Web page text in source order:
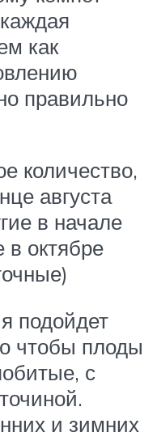
как
правильно
количество,
августа
в начале
в октябре
подойдет
чтобы плоды
с
и зимних